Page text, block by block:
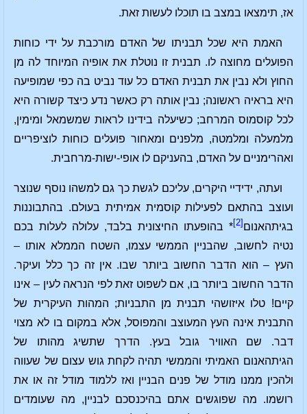
אז, תימצאו במצב בו תוכלו לעשות זאת.
האמת היא שכל תבניתו של האדם מורכבת על ידי כוחות
הפועלים מחוצה לו. תבנית זו נוטלת את אופיה המיוחד לה מן
החוץ ולא נבין את תבנית האדם כל עוד נביט בה כפי שמופיעה
היא בראיה ראשונה; נבין אותה רק כאשר נדע כיצד קשורה היא
לכל קוסמוס המרחב; כשיעלה בידינו לראות שמשמאל ומימין,
מלמעלה ומלמטה, מלפנים ומאחור פועלים כוחות לוציפריים
ואהרימניים על האדם, בהעניקם לו אופי-ישות-מרחבית.
ועתה, ידידיי היקרים, עליכם לגשת כך גם למשהו נוסף שנוצר
ועוצב בהתאם לפעילות קוסמית אמיתית בעולם. בהתבוננות
בגיתהאנום [2]
* בהופעתו החיצונית בלבד, עלולה לעלות בכם
נטיה לחשוב, שהבניין הממשי עצמו, השטח הממלא אותו –
העץ – הוא הדבר החשוב ביותר שבו. אין זה כך כלל ועיקר.
הדבר החשוב ביותר בו, אם לשפוט זאת לפי הנראה לעין – אינו
קיים! טלו איזושהי תבנית מן התבניות; המהות העיקרית של
התבנית אינה העץ המעוצב והמפוסל, אלא במקום בו לא מצוי
דבר. שם האוויר גובל בעץ. הדרך שתשיג מהותו של
הגיתהאנום האמיתי והממשי תהיה לקחת גוש עצום של שעווה
ולהכין ממנו מודל של פנים הבניין ואז ללמוד מודל זה או את
רושמו. מה שפוגשים אתם בהיכנסכם לבניין, מה שעומדים